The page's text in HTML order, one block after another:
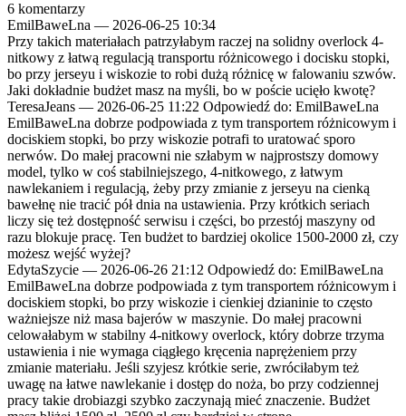
6 komentarzy
EmilBaweLna — 2026-06-25 10:34
Przy takich materiałach patrzyłabym raczej na solidny overlock 4-
nitkowy z łatwą regulacją transportu różnicowego i docisku stopki,
bo przy jerseyu i wiskozie to robi dużą różnicę w falowaniu szwów.
Jaki dokładnie budżet masz na myśli, bo w poście ucięło kwotę?
TeresaJeans — 2026-06-25 11:22 Odpowiedź do: EmilBaweLna
EmilBaweLna dobrze podpowiada z tym transportem różnicowym i
dociskiem stopki, bo przy wiskozie potrafi to uratować sporo
nerwów. Do małej pracowni nie szłabym w najprostszy domowy
model, tylko w coś stabilniejszego, 4-nitkowego, z łatwym
nawlekaniem i regulacją, żeby przy zmianie z jerseyu na cienką
bawełnę nie tracić pół dnia na ustawienia. Przy krótkich seriach
liczy się też dostępność serwisu i części, bo przestój maszyny od
razu blokuje pracę. Ten budżet to bardziej okolice 1500-2000 zł, czy
możesz wejść wyżej?
EdytaSzycie — 2026-06-26 21:12 Odpowiedź do: EmilBaweLna
EmilBaweLna dobrze podpowiada z tym transportem różnicowym i
dociskiem stopki, bo przy wiskozie i cienkiej dzianinie to często
ważniejsze niż masa bajerów w maszynie. Do małej pracowni
celowałabym w stabilny 4-nitkowy overlock, który dobrze trzyma
ustawienia i nie wymaga ciągłego kręcenia naprężeniem przy
zmianie materiału. Jeśli szyjesz krótkie serie, zwróciłabym też
uwagę na łatwe nawlekanie i dostęp do noża, bo przy codziennej
pracy takie drobiazgi szybko zaczynają mieć znaczenie. Budżet